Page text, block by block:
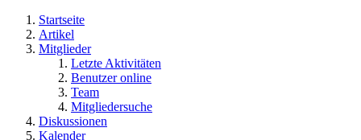
Startseite
Artikel
Mitglieder
Letzte Aktivitäten
Benutzer online
Team
Mitgliedersuche
Diskussionen
Kalender